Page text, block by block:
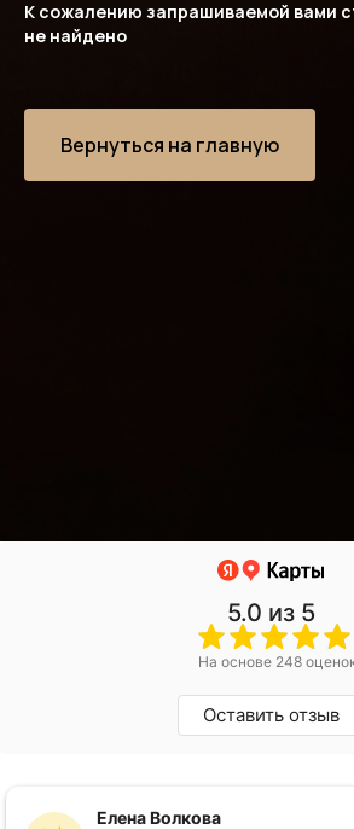
К сожалению запрашиваемой вами
не найдено
Вернуться на главную
5.0 из 5
На основе 248
Оставить отзыв
Елена Волкова